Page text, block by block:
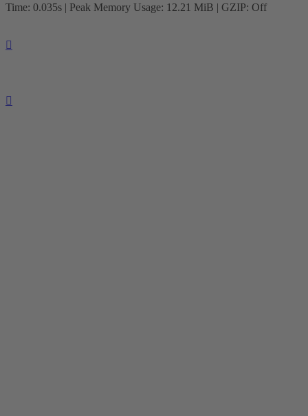
Time: 0.035s | Peak Memory Usage: 12.21 MiB | GZIP: Off